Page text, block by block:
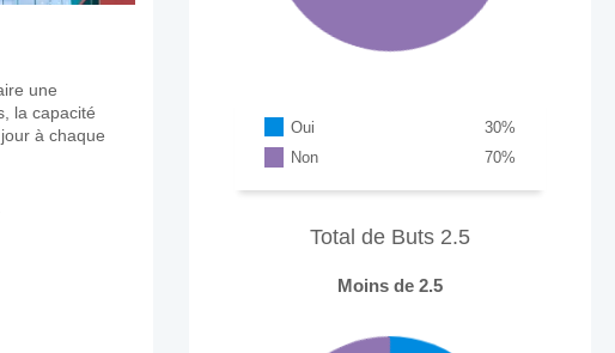
une
la capacité
à chaque
Oui %
30
Non
%
70
Total de Buts 2.5
Moins de 2.5